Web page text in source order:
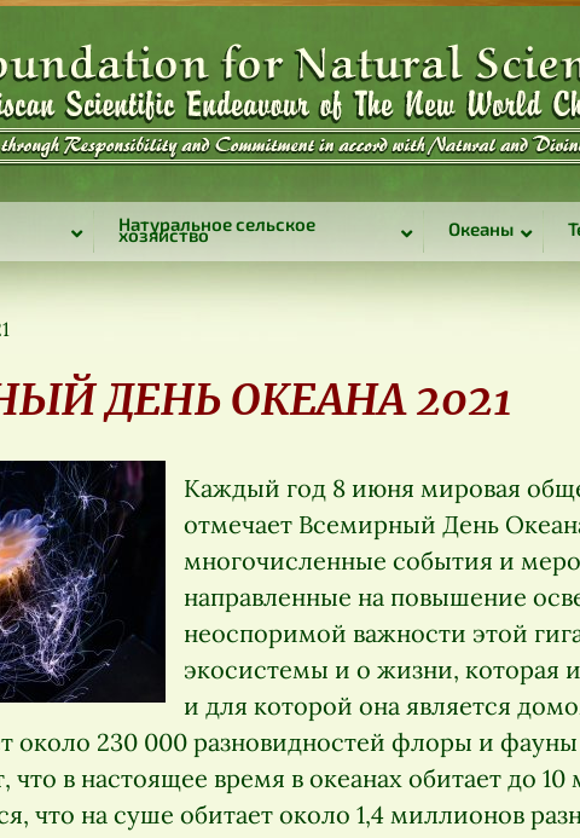
Натуральное сельское
хозяйство Океаны
ДЕНЬ ОКЕАНА 2021
Каждый год 8 июня мировая
отмечает Всемирный День
многочисленные события и
направленные на повышение
неоспоримой важности этой
экосистемы и о жизни, которая
и для которой она является
около 230 000 разновидностей флоры и
что в настоящее время в океанах обитает до
что на суше обитает около 1,4 миллионов